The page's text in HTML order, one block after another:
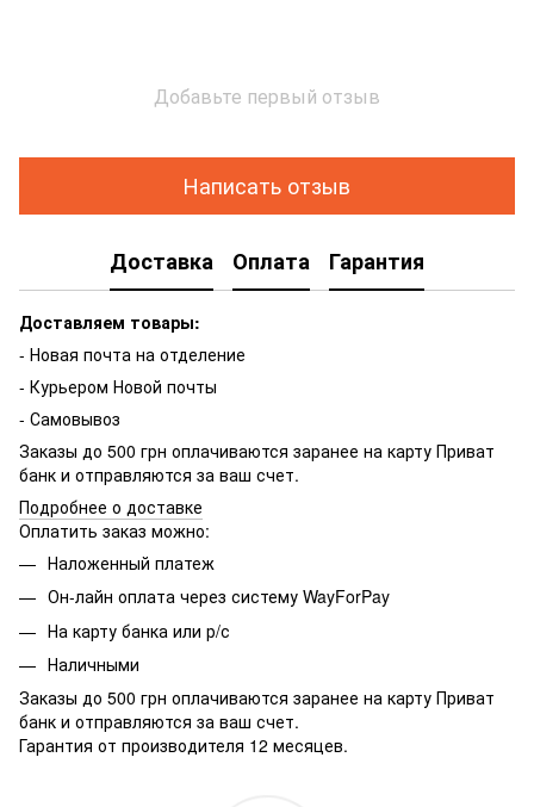
Добавьте первый отзыв
Написать отзыв
Доставка Оплата Гарантия
Доставляем товары:
- Новая почта на отделение
- Курьером Новой почты
- Самовывоз
Заказы до 500 грн оплачиваются заранее на карту Приват
банк и отправляются за ваш счет.
Подробнее о доставке
Оплатить заказ можно:
Наложенный платеж
Он-лайн оплата через систему WayForPay
На карту банка или р/с
Наличными
Заказы до 500 грн оплачиваются заранее на карту Приват
банк и отправляются за ваш счет.
Гарантия от производителя 12 месяцев.